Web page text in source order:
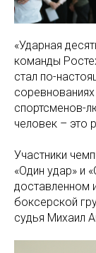
«Ударная
команды
стал по-
спортсменов-
человек – это
Участники
«Один удар» и
доставленном
боксерской
судья Михаил